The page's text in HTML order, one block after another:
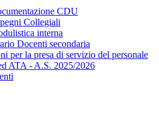
CDU
Collegiali
interna
Docenti secondaria
per la presa di servizio del personale
ATA - A.S. 2025/2026